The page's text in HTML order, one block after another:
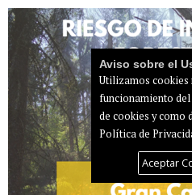
Aviso sobre el
Utilizamos cookies
funcionamiento
de cookies y como
Política de
Aceptar